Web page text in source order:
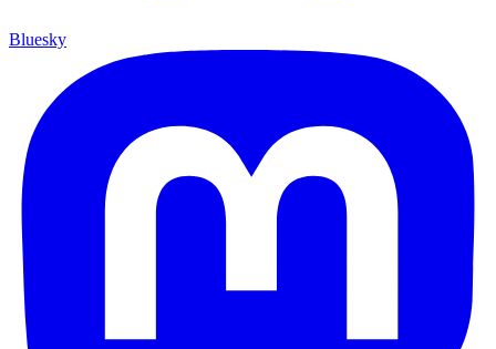
Bluesky